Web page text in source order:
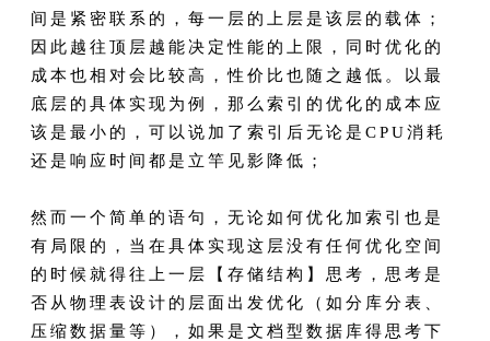
间是紧密联系的，每一层的上层是该层的载体；
因此越往顶层越能决定性能的上限，同时优化的
成本也相对会比较高，性价比也随之越低。以最
底层的具体实现为例，那么索引的优化的成本应
该是最小的，可以说加了索引后无论是CPU消耗
还是响应时间都是立竿见影降低；
然而一个简单的语句，无论如何优化加索引也是
有局限的，当在具体实现这层没有任何优化空间
的时候就得往上一层【存储结构】思考，思考是
否从物理表设计的层面出发优化（如分库分表、
压缩数据量等），如果是文档型数据库得思考下